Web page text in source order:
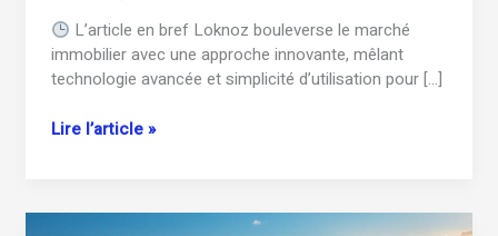
L’article en bref Loknoz bouleverse le marché
immobilier avec une approche innovante, mêlant
technologie avancée et simplicité d’utilisation pour […]
Loknoz
Lire l’article »